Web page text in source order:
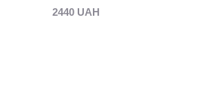
2440 UAH